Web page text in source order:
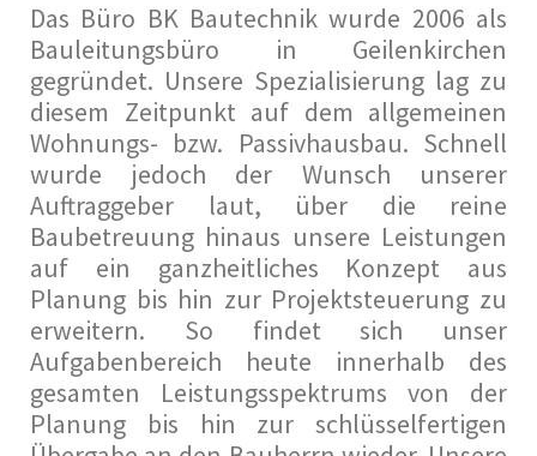
Das Büro BK Bautechnik wurde 2006 als
Bauleitungsbüro in Geilenkirchen
gegründet. Unsere Spezialisierung lag zu
diesem Zeitpunkt auf dem allgemeinen
Wohnungs- bzw. Passivhausbau. Schnell
wurde jedoch der Wunsch unserer
Auftraggeber laut, über die reine
Baubetreuung hinaus unsere Leistungen
auf ein ganzheitliches Konzept aus
Planung bis hin zur Projektsteuerung zu
erweitern. So findet sich unser
Aufgabenbereich heute innerhalb des
gesamten Leistungsspektrums von der
Planung bis hin zur schlüsselfertigen